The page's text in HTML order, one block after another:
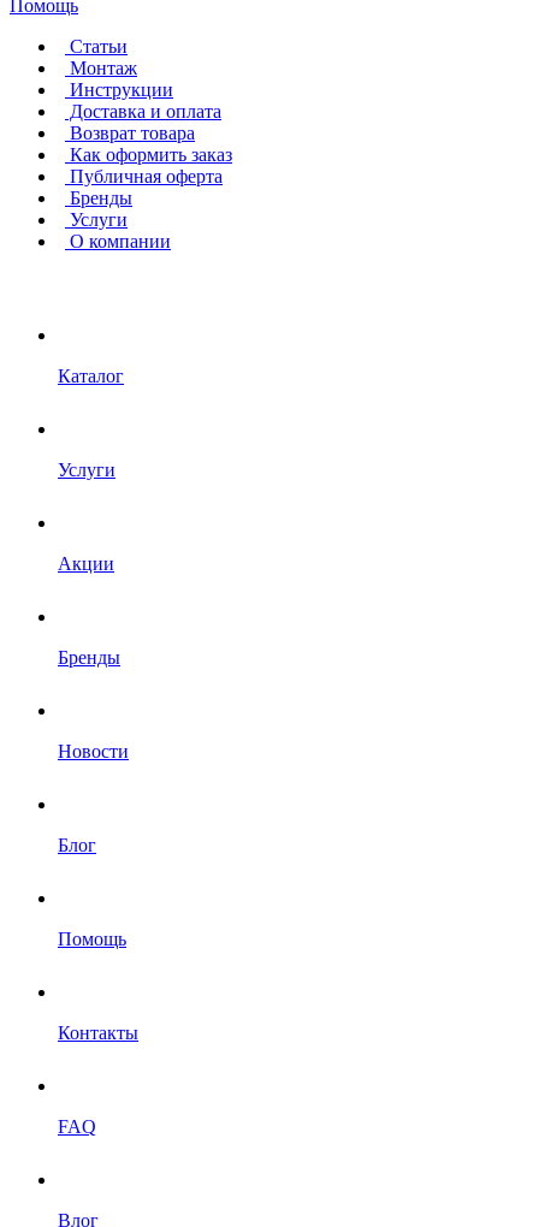
Помощь
Статьи
Монтаж
Инструкции
Доставка и оплата
Возврат товара
Как оформить заказ
Публичная оферта
Бренды
Услуги
О компании
Каталог
Услуги
Акции
Бренды
Новости
Блог
Помощь
Контакты
FAQ
Влог